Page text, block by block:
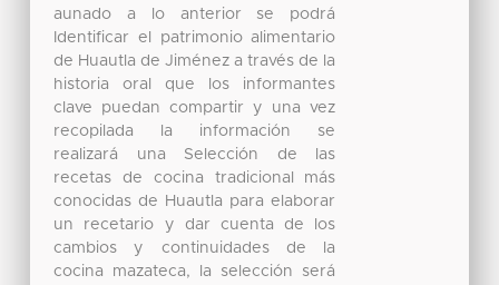
aunado a lo anterior se podrá
Identificar el patrimonio alimentario
de Huautla de Jiménez a través de la
historia oral que los informantes
clave puedan compartir y una vez
recopilada la información se
realizará una Selección de las
recetas de cocina tradicional más
conocidas de Huautla para elaborar
un recetario y dar cuenta de los
cambios y continuidades de la
cocina mazateca, la selección será